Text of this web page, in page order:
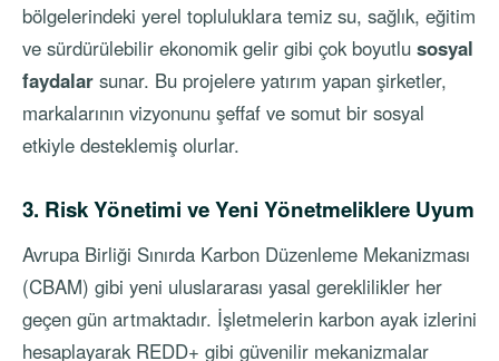
bölgelerindeki yerel topluluklara temiz su, sağlık, eğitim
ve sürdürülebilir ekonomik gelir gibi çok boyutlu sosyal
faydalar sunar. Bu projelere yatırım yapan şirketler,
markalarının vizyonunu şeffaf ve somut bir sosyal
etkiyle desteklemiş olurlar.
3. Risk Yönetimi ve Yeni Yönetmeliklere Uyum
Avrupa Birliği Sınırda Karbon Düzenleme Mekanizması
(CBAM) gibi yeni uluslararası yasal gereklilikler her
geçen gün artmaktadır. İşletmelerin karbon ayak izlerini
hesaplayarak REDD+ gibi güvenilir mekanizmalar